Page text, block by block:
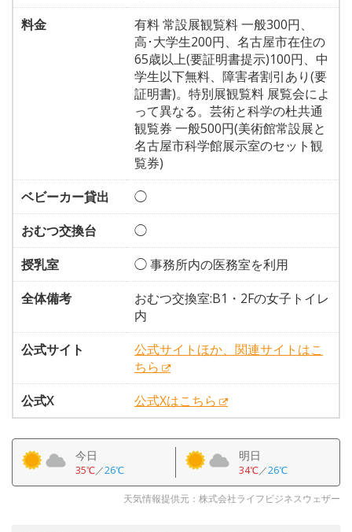
料金
有料 常設展観覧料 一般300円、
高･大学生200円、名古屋市在住の
65歳以上(要証明書提示)100円、中
学生以下無料、障害者割引あり(要
証明書)。特別展観覧料 展覧会によ
って異なる。芸術と科学の杜共通
観覧券 一般500円(美術館常設展と
名古屋市科学館展示室のセット観
覧券)
ベビーカー貸出
◯
おむつ交換台
◯
授乳室
◯ 事務所内の医務室を利用
全体備考
おむつ交換室:B1・2Fの女子トイレ
内
公式サイト
公式サイトほか、関連サイトはこ
ちら
公式X
公式Xはこちら
今日
35℃／26℃
明日
34℃／26℃
天気情報提供元：株式会社ライフビジネスウェザー